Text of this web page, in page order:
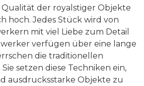
der royalstiger Objekte
hoch. Jedes Stück wird von
mit viel Liebe zum Detail
verfügen über eine lange
die traditionellen
setzen diese Techniken ein,
ausdrucksstarke Objekte zu